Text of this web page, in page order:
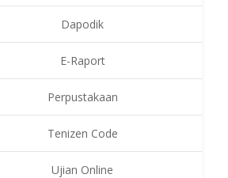
Dapodik
E-Raport
Perpustakaan
Tenizen Code
Ujian Online